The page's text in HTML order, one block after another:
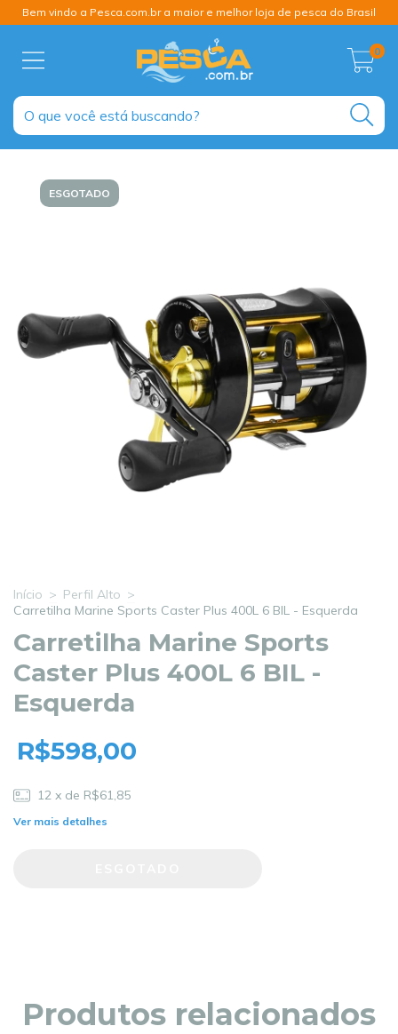
Bem vindo a Pesca.com.br a maior e melhor loja de pesca do Brasil
0
ESGOTADO
Início > Perfil Alto >
Carretilha Marine Sports Caster Plus 400L 6 BIL - Esquerda
Carretilha Marine Sports
Caster Plus 400L 6 BIL -
Esquerda
R$598,00
12 x de R$61,85
Ver mais detalhes
Produtos relacionados